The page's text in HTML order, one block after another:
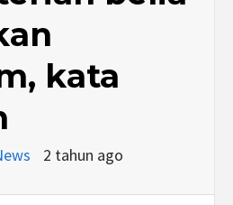
kata
2 tahun ago